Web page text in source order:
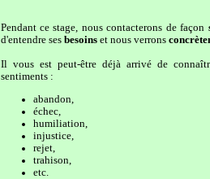
Pendant ce stage, nous contacterons de façon
d'entendre ses besoinset nous verrons
Il vous est peut-être déjà arrivé de
sentiments :
abandon,
échec,
humiliation,
injustice,
rejet,
trahison,
etc.